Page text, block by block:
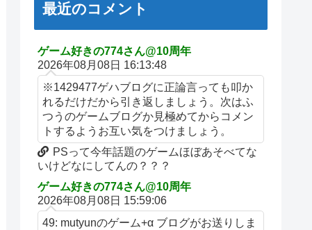
最近のコメント
ゲーム好きの774さん@10周年
2026年08月08日 16:13:48
※1429477ゲハブログに正論言っても叩か
れるだけだから引き返しましょう。次はふ
つうのゲームブログか見極めてからコメン
トするようお互い気をつけましょう。
PSって今年話題のゲームほぼあそべてな
いけどなにしてんの？？？
ゲーム好きの774さん@10周年
2026年08月08日 15:59:06
49: mutyunのゲーム+α ブログがお送りしま